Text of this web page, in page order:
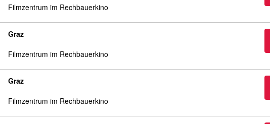
Filmzentrum im Rechbauerkino
Graz
Filmzentrum im Rechbauerkino
Graz
Filmzentrum im Rechbauerkino